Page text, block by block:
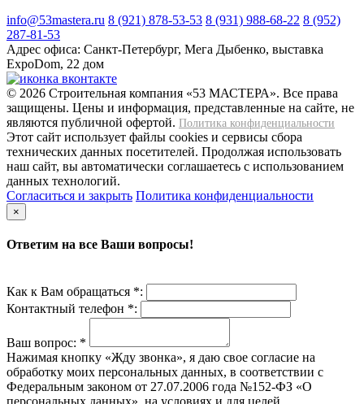
info@53mastera.ru 8 (921) 878-53-53 8 (931) 988-68-22 8 (952)
287-81-53
Адрес офиса: Санкт-Петербург, Мега Дыбенко, выставка
ExpoDom, 22 дом
© 2026 Строительная компания «53 МАСТЕРА». Все права
защищены. Цены и информация, представленные на сайте, не
являются публичной офертой. Политика конфиденциальности
Этот сайт использует файлы cookies и сервисы сбора
технических данных посетителей. Продолжая использовать
наш сайт, вы автоматически соглашаетесь с использованием
данных технологий.
Согласиться и закрыть Политика конфиденциальности
×
Ответим на все Ваши вопросы!
Как к Вам обращаться *:
Контактный телефон *:
Ваш вопрос: *
Нажимая кнопку «Жду звонка», я даю свое согласие на
обработку моих персональных данных, в соответствии с
Федеральным законом от 27.07.2006 года №152-ФЗ «О